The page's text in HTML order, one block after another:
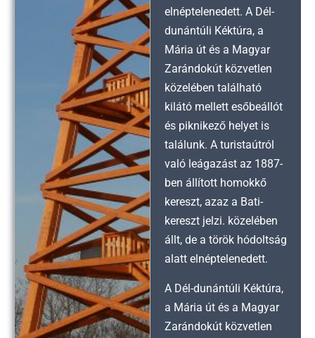
elnéptelenedett. A Dél-
dunántúli Kéktúra, a
Mária út és a Magyar
Zarándokút közvetlen
közelében található
kilátó mellett esőbeállót
és piknikező helyet is
találunk. A turistaútról
való leágazást az 1887-
ben állított homokkő
kereszt, azaz a Bati-
kereszt jelzi. közelében
állt, de a török hódoltság
alatt elnéptelenedett.
A Dél-dunántúli Kéktúra,
a Mária út és a Magyar
Zarándokút közvetlen